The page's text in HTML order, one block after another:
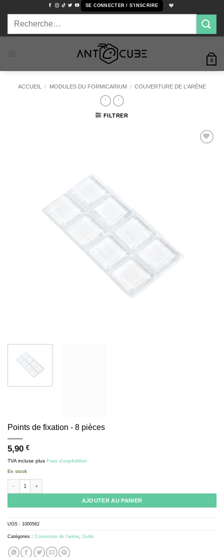
contenu
SE CONNECTER / S’INSCRIRE
Recherche
0
ACCUEIL / MODULES DU FORMICARIUM / COUVERTURE DE L'ARÈNE
FILTRER
Points de fixation - 8 pièces
5,90 €
TVA incluse plus Frais d'expédition
En stock
AJOUTER AU PANIER
UGS : 1000562
Catégories : Couverture de l'arène Outils